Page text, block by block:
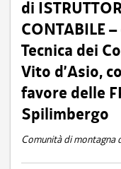
di
CONTABILE
Tecnica dei
Vito d’Asio,
favore delle
Spilimbergo
Comunità di montagna